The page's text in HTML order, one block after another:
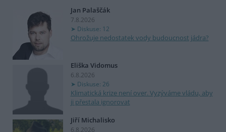
Jan Palaščák
7.8.2026
Diskuse: 12
Ohrožuje nedostatek vody budoucnost jádra?
Eliška Vidomus
6.8.2026
Diskuse: 26
Klimatická krize není over. Vyzýváme vládu, aby
ji přestala ignorovat
Jiří Michalisko
6.8.2026